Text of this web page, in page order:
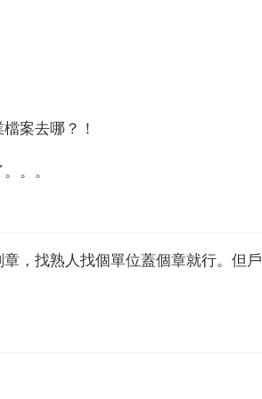
案去哪？！
。。
，找熟人找個單位蓋個章就行。但